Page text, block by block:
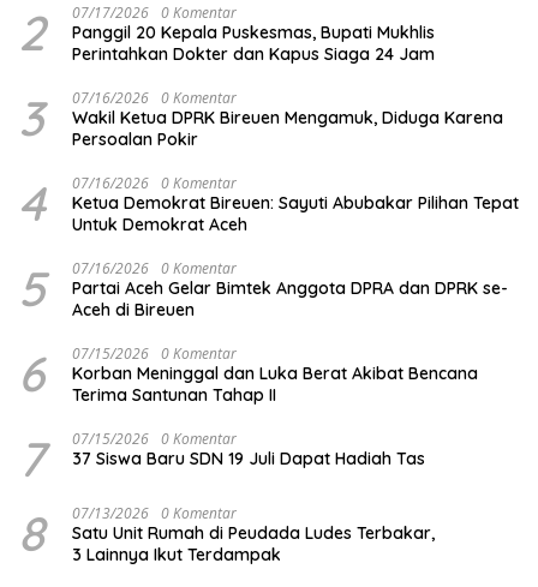
2 07/17/2026 0 Komentar
Panggil 20 Kepala Puskesmas, Bupati Mukhlis
Perintahkan Dokter dan Kapus Siaga 24 Jam
3 07/16/2026 0 Komentar
Wakil Ketua DPRK Bireuen Mengamuk, Diduga Karena
Persoalan Pokir
4 07/16/2026 0 Komentar
Ketua Demokrat Bireuen: Sayuti Abubakar Pilihan Tepat
Untuk Demokrat Aceh
5 07/16/2026 0 Komentar
Partai Aceh Gelar Bimtek Anggota DPRA dan DPRK se-
Aceh di Bireuen
6 07/15/2026 0 Komentar
Korban Meninggal dan Luka Berat Akibat Bencana
Terima Santunan Tahap II
7 07/15/2026 0 Komentar
37 Siswa Baru SDN 19 Juli Dapat Hadiah Tas
8 07/13/2026 0 Komentar
Satu Unit Rumah di Peudada Ludes Terbakar,
3 Lainnya Ikut Terdampak